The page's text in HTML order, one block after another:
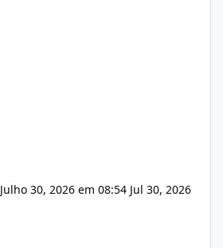
Julho 30, 2026 em 08:54 Jul 30, 2026